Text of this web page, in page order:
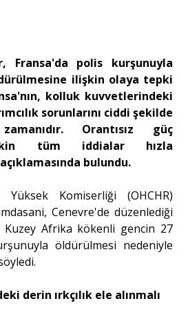
- Analiz
Söyleşi
Yazı Dizisi
Portre
Fransa'da polis kurşunuyla
ilişkin olaya tepki
kolluk kuvvetlerindeki
sorunlarını ciddi şekilde
Orantısız güç
tüm iddialar hızla
bulundu.
Komiserliği (OHCHR)
Cenevre'de düzenlediği
Kuzey Afrika kökenli gencin 27
öldürülmesi nedeniyle
derin ırkçılık ele alınmalı